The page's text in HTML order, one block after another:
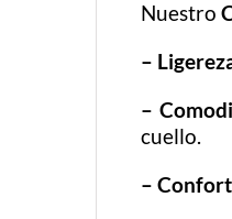
Nuestro
–
–
cuello.
– Confort